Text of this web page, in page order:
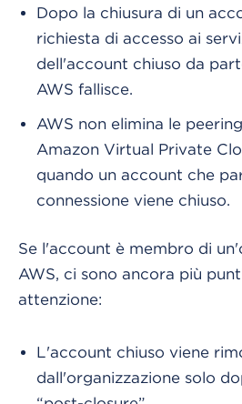
Dopo la chiusura di un
richiesta di accesso ai
dell'account chiuso da
AWS fallisce.
AWS non elimina le
Amazon Virtual Private
quando un account che
connessione viene chiuso.
Se l'account è membro di
AWS, ci sono ancora più
attenzione:
L'account chiuso viene
dall'organizzazione solo